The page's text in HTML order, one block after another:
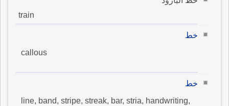
train
خط
callous
خط
line, band, stripe, streak, bar, stria, handwriting,